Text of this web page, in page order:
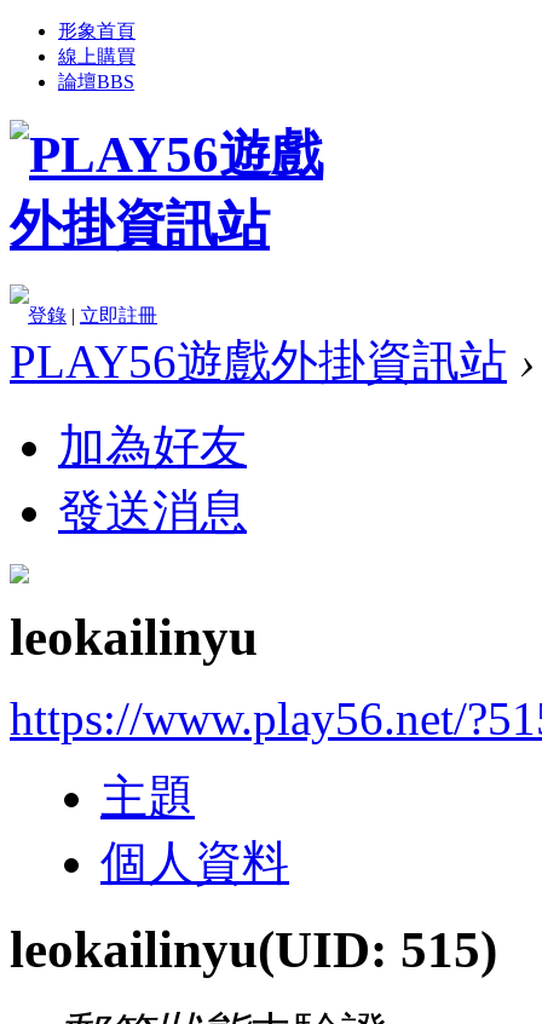
形象首頁
線上購買
論壇BBS
登錄 | 立即註冊
PLAY56遊戲外掛資訊站 ›
加為好友
發送消息
leokailinyu
https://www.play56.net/
主題
個人資料
leokailinyu(UID: 515)